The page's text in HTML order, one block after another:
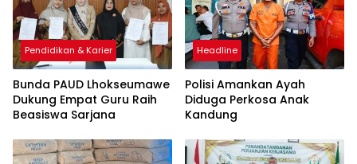
Pendidikan & Karier
Bunda PAUD Lhokseumawe
Dukung Empat Guru Raih
Beasiswa Sarjana
Headline
Polisi Amankan Ayah
Diduga Perkosa Anak
Kandung